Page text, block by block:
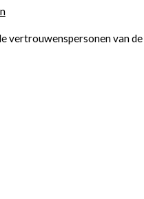
vertrouwenspersonen van